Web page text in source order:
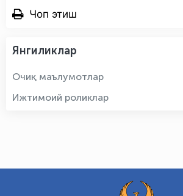
Чоп этиш
Янгиликлар
Очиқ маълумотлар
Ижтимоий роликлар